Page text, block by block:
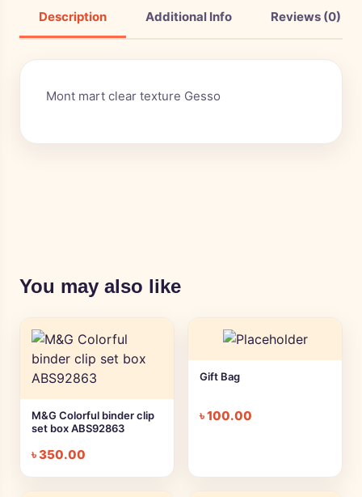
Description Additional Info Reviews (0)
Mont mart clear texture Gesso
You may also like
M&G Colorful binder clip
set box ABS92863
৳350.00
Gift Bag
৳100.00